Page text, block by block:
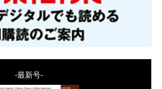
-最新号-